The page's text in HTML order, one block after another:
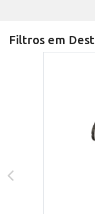
Filtros em